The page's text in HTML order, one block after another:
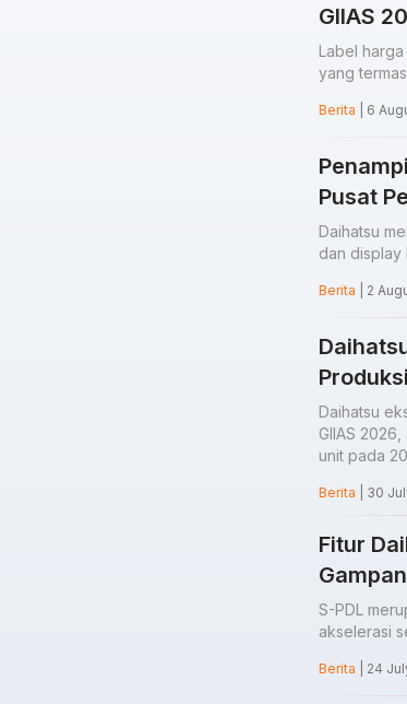
GIIAS
Label
yang
Berita | 6
Pusat
Daihatsu
dan display
Berita | 2
Daihatsu
GIIAS
unit pada
Berita | 30
Fitur
S-PDL
akselerasi
Berita | 24